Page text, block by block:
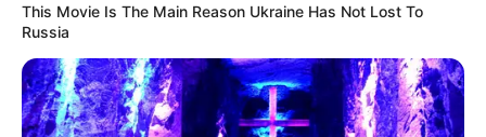
Suchen:
This Movie Is The Main Reason Ukraine Has Not Lost To
Russia